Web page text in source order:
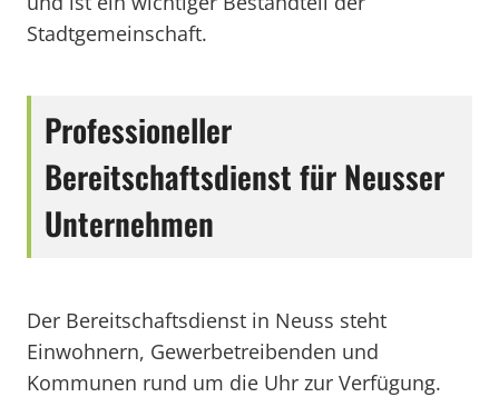
Stadtgemeinschaft.
Professioneller
Bereitschaftsdienst für Neusser
Unternehmen
Der Bereitschaftsdienst in Neuss steht
Einwohnern, Gewerbetreibenden und
Kommunen rund um die Uhr zur Verfügung.